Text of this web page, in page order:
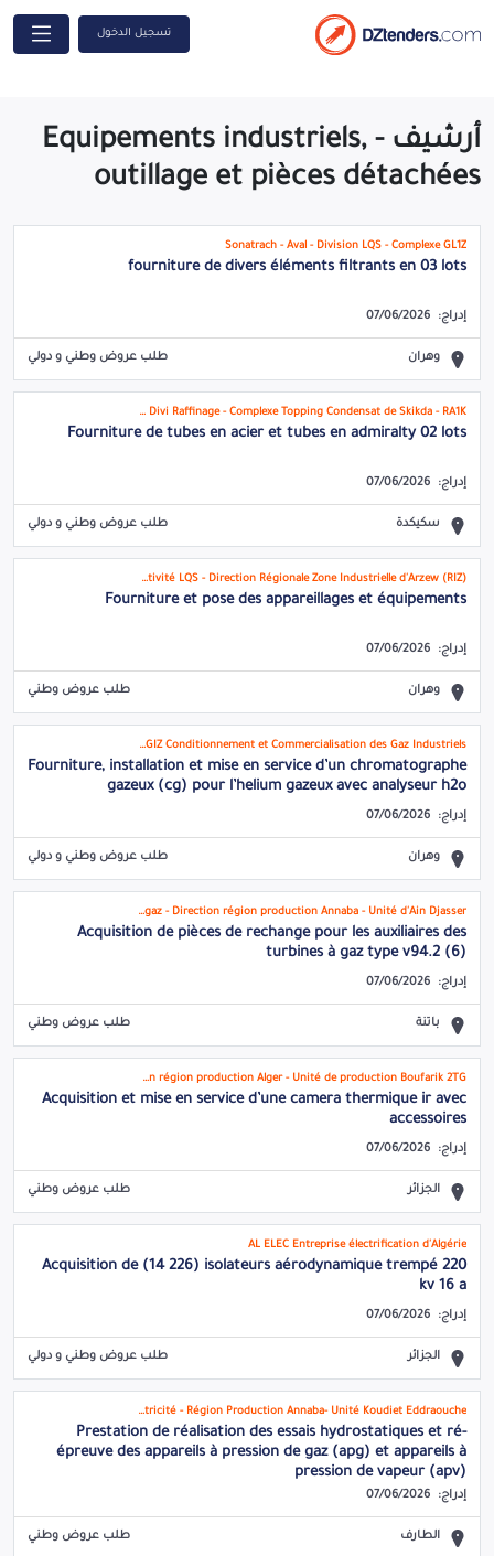
تسجيل الدخول
أرشيف - Equipements industriels,
outillage et pièces détachées
Sonatrach - Aval - Division LQS - Complexe GL1Z
fourniture de divers éléments filtrants en 03 lots
إدراج: 07/06/2026
وهران طلب عروض وطني و دولي
Sonatrach - Divi Raffinage - Complexe Topping Condensat de Skikda - RA1K
Fourniture de tubes en acier et tubes en admiralty 02 lots
إدراج: 07/06/2026
سكيكدة طلب عروض وطني و دولي
SONATRACH - Activité LQS - Direction Régionale Zone Industrielle d'Arzew (RIZ)
Fourniture et pose des appareillages et équipements
إدراج: 07/06/2026
وهران طلب عروض وطني
COGIZ Conditionnement et Commercialisation des Gaz Industriels
Fourniture, installation et mise en service d’un chromatographe
gazeux (cg) pour l’helium gazeux avec analyseur h2o
إدراج: 07/06/2026
وهران طلب عروض وطني و دولي
Sonelgaz - Direction région production Annaba - Unité d'Ain Djasser
Acquisition de pièces de rechange pour les auxiliaires des
turbines à gaz type v94.2 (6)
إدراج: 07/06/2026
باتنة طلب عروض وطني
SONELGAZ - Production de l'électricité - Direction région production Alger - Unité de production Boufarik 2TG
Acquisition et mise en service d’une camera thermique ir avec
accessoires
إدراج: 07/06/2026
الجزائر طلب عروض وطني
AL ELEC Entreprise électrification d'Algérie
Acquisition de (14 226) isolateurs aérodynamique trempé 220
kv 16 a
إدراج: 07/06/2026
الجزائر طلب عروض وطني و دولي
Société Algérienne de L'électricité et du Gaz - Production de L'électricité - Région Production Annaba- Unité Koudiet Eddraouche
Prestation de réalisation des essais hydrostatiques et ré-
épreuve des appareils à pression de gaz (apg) et appareils à
pression de vapeur (apv)
إدراج: 07/06/2026
الطارف طلب عروض وطني